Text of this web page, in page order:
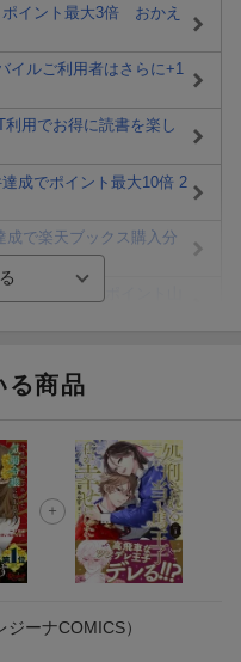
ポイント最大3倍 おかえ
イルご利用者はさらに+1
利用でお得に読書を楽し
成でポイント最大10倍 2
成で楽天ブックス購入分
料データSIM（3GB/月プ
散で300円OFFクーポン
る商品
ジーナCOMICS）